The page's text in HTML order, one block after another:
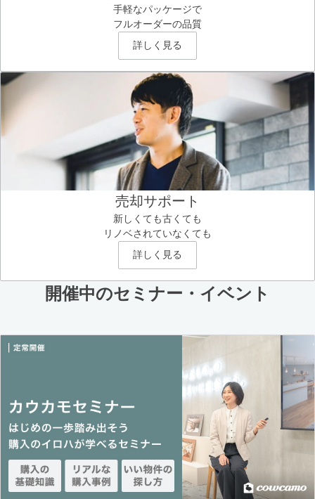
手軽なパッケージで
フルオーダーの品質
詳しく見る
売却サポート
新しくても古くても
リノベされていなくても
詳しく見る
開催中のセミナー・イベント